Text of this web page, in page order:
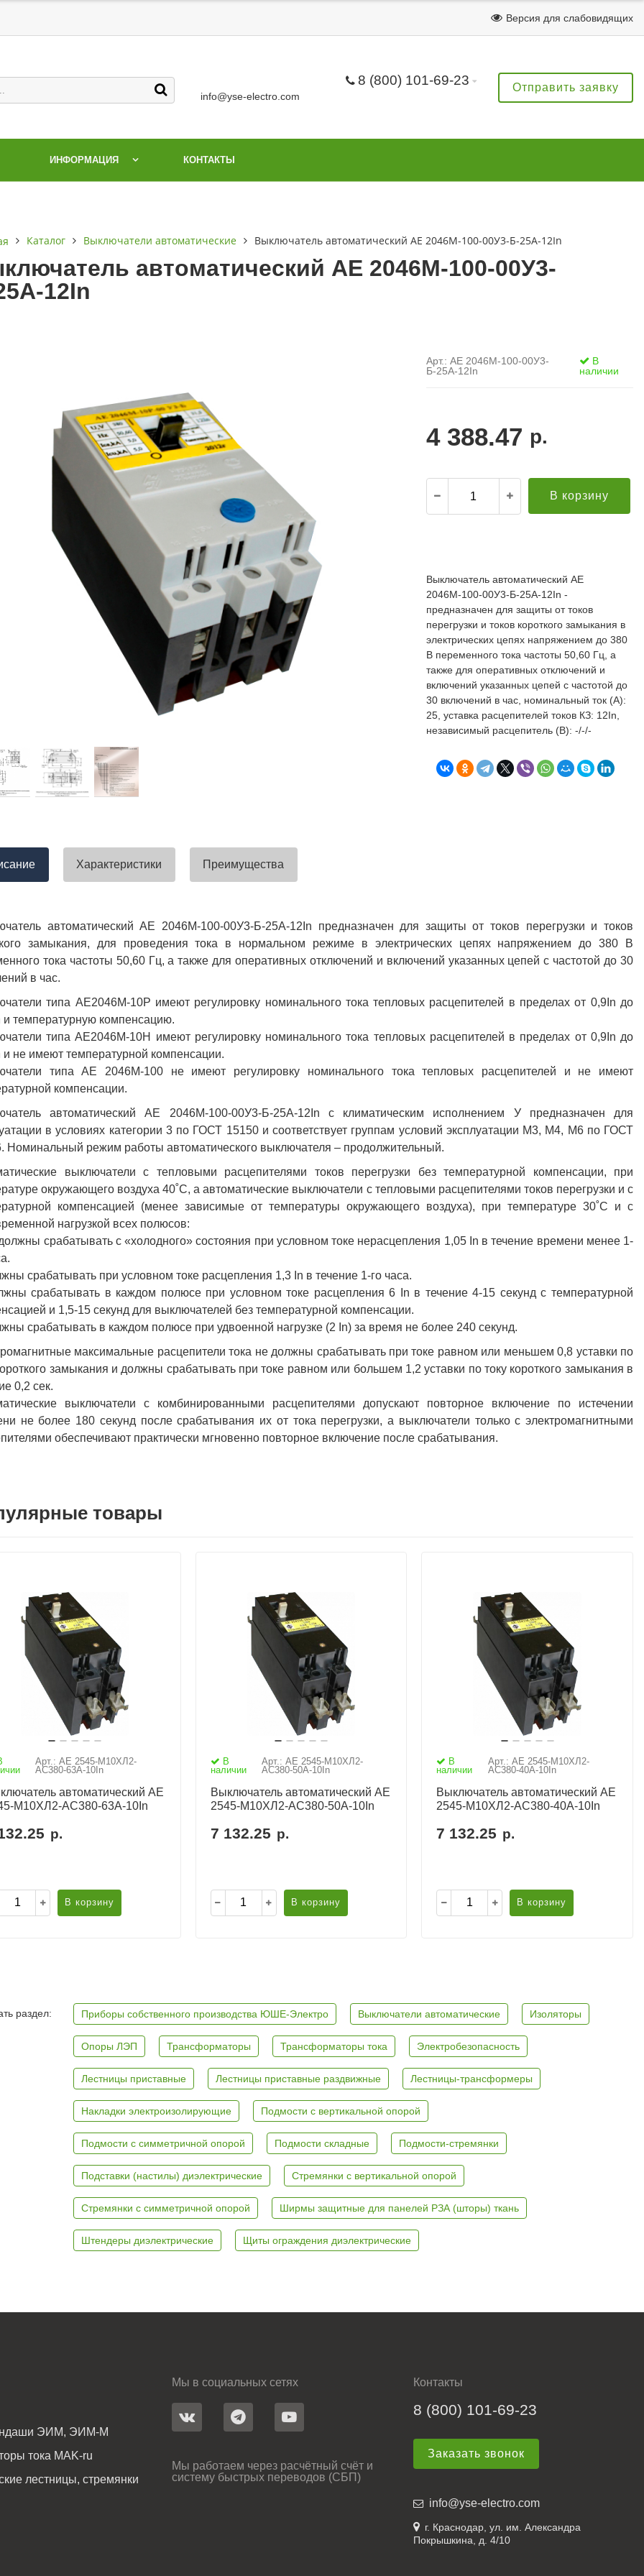
Версия для слабовидящих
8 (800) 101-69-23
info@yse-electro.com
Отправить заявку
ИНФОРМАЦИЯ КОНТАКТЫ
(Филиал
15.02.2022
Электро выиграла тендер на
поставку деревянных опор ЛЭП
складского оперативного
своевременно. Претензий
элементы опор высокого
заболонного слоя древесины
изделия (опоры ЛЭП),
моей памяти компания
и поставщик опор ЛЭП
ЛЭП такими документами.
с таким ответственным
Татьяна (Branch of «Saren B.
V.» PLLC)
Выражаю благодарность вашей компании за
оперативную обработку нашего запроса!
Выставили коммерческое предложение по
хорошей цене в течение двух дней (а там без
малого сотня товарных позиций была). Мы
успели закрыть смету большого объекта в срок. А
вы получили хороший заказ))
Поставка опор ЛЭП в Бурятию. Спасибо за
качественную продукцию и быструю доставку!
Всё прошло хорошо. Евгению отдельное спасибо
за ответственный подход к делу, понимание и
вежливое обращение!
Каталог Выключатели автоматические Выключатель автоматический АЕ 2046М-100-00У3-Б-25А-12In
автоматический АЕ 2046М-100-00У3-
12In
Арт.: АЕ 2046М-100-00У3-
Б-25А-12In
В
наличии
4 388.47 р.
В корзину
Выключатель автоматический АЕ
2046М-100-00У3-Б-25А-12In -
предназначен для защиты от токов
перегрузки и токов короткого замыкания в
электрических цепях напряжением до 380
В переменного тока частоты 50,60 Гц, а
также для оперативных отключений и
включений указанных цепей с частотой до
30 включений в час, номинальный ток (А):
25, уставка расцепителей токов КЗ: 12In,
независимый расцепитель (В): -/-/-
Характеристики Преимущества
автоматический АЕ 2046М-100-00У3-Б-25А-12In предназначен для защиты от токов перегрузки и токов
замыкания, для проведения тока в нормальном режиме в электрических цепях напряжением до 380 В
тока частоты 50,60 Гц, а также для оперативных отключений и включений указанных цепей с частотой до 30
в час.
типа АЕ2046М-10Р имеют регулировку номинального тока тепловых расцепителей в пределах от 0,9In до
и температурную компенсацию.
типа АЕ2046М-10Н имеют регулировку номинального тока тепловых расцепителей в пределах от 0,9In до
и не имеют температурной компенсации.
типа АЕ 2046М-100 не имеют регулировку номинального тока тепловых расцепителей и не имеют
компенсации.
автоматический АЕ 2046М-100-00У3-Б-25А-12In с климатическим исполнением У предназначен для
в условиях категории 3 по ГОСТ 15150 и соответствует группам условий эксплуатации М3, М4, М6 по ГОСТ
Номинальный режим работы автоматического выключателя – продолжительный.
выключатели с тепловыми расцепителями токов перегрузки без температурной компенсации, при
окружающего воздуха 40˚С, а автоматические выключатели с тепловыми расцепителями токов перегрузки и с
компенсацией (менее зависимые от температуры окружающего воздуха), при температуре 30˚С и с
нагрузкой всех полюсов:
срабатывать с «холодного» состояния при условном токе нерасцепления 1,05 In в течение времени менее 1-
срабатывать при условном токе расцепления 1,3 In в течение 1-го часа.
срабатывать в каждом полюсе при условном токе расцепления 6 In в течение 4-15 секунд с температурной
и 1,5-15 секунд для выключателей без температурной компенсации.
срабатывать в каждом полюсе при удвоенной нагрузке (2 In) за время не более 240 секунд.
максимальные расцепители тока не должны срабатывать при токе равном или меньшем 0,8 уставки по
замыкания и должны срабатывать при токе равном или большем 1,2 уставки по току короткого замыкания в
0,2 сек.
выключатели с комбинированными расцепителями допускают повторное включение по истечении
не более 180 секунд после срабатывания их от тока перегрузки, а выключатели только с электромагнитными
обеспечивают практически мгновенно повторное включение после срабатывания.
товары
Арт.: АЕ 2545-М10ХЛ2-
AC380-63А-10In
автоматический АЕ
М10ХЛ2-AC380-63А-10In
р.
В корзину
В
наличии
Арт.: АЕ 2545-М10ХЛ2-
AC380-50А-10In
Выключатель автоматический АЕ
2545-М10ХЛ2-AC380-50А-10In
7 132.25 р.
В корзину
В
наличии
Арт.: АЕ 2545-М10ХЛ2-
AC380-40А-10In
Выключатель автоматический АЕ
2545-М10ХЛ2-AC380-40А-10In
7 132.25 р.
В корзину
раздел: Приборы собственного производства ЮШЕ-Электро Выключатели автоматические Изоляторы
Опоры ЛЭП Трансформаторы Трансформаторы тока Электробезопасность
Лестницы приставные Лестницы приставные раздвижные Лестницы-трансформеры
Накладки электроизолирующие Подмости с вертикальной опорой
Подмости с симметричной опорой Подмости складные Подмости-стремянки
Подставки (настилы) диэлектрические Стремянки с вертикальной опорой
Стремянки с симметричной опорой Ширмы защитные для панелей РЗА (шторы) ткань
Штендеры диэлектрические Щиты ограждения диэлектрические
ЭИМ, ЭИМ-М
тока MAK-ru
лестницы, стремянки
Мы в социальных сетях
Мы работаем через расчётный счёт и
систему быстрых переводов (СБП)
Контакты
8 (800) 101-69-23
Заказать звонок
info@yse-electro.com
г. Краснодар, ул. им. Александра
Покрышкина, д. 4/10